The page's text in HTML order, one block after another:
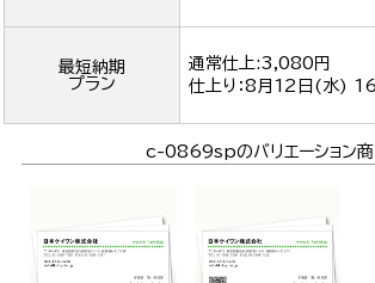
最短納期
プラン
通常仕上:3,080円
仕上り：8月12日(水)
c-0869spのバリエーション商